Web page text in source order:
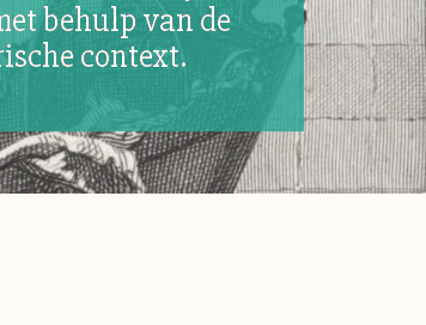
behulp van de
context.